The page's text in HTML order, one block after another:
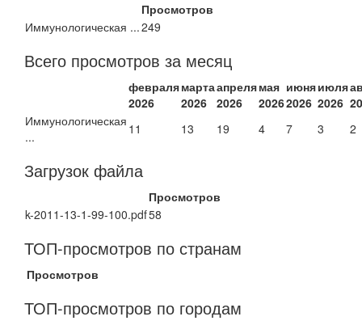
Просмотров
Иммунологическая ...249
Всего просмотров за месяц
февраля
2026
марта
2026
апреля
2026
мая
2026
июня
2026
июля
2026
Иммунологическая
...
11 13 19 4 7 3 2
Загрузок файла
Просмотров
k-2011-13-1-99-100.pdf58
ТОП-просмотров по странам
Просмотров
ТОП-просмотров по городам